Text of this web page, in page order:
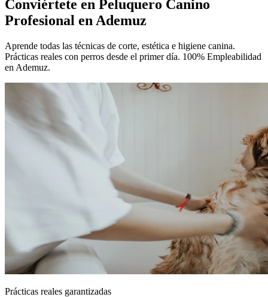
Conviértete en Peluquero Canino
Profesional en Ademuz
Aprende todas las técnicas de corte, estética e higiene canina.
Prácticas reales con perros desde el primer día. 100% Empleabilidad
en Ademuz.
Prácticas reales garantizadas